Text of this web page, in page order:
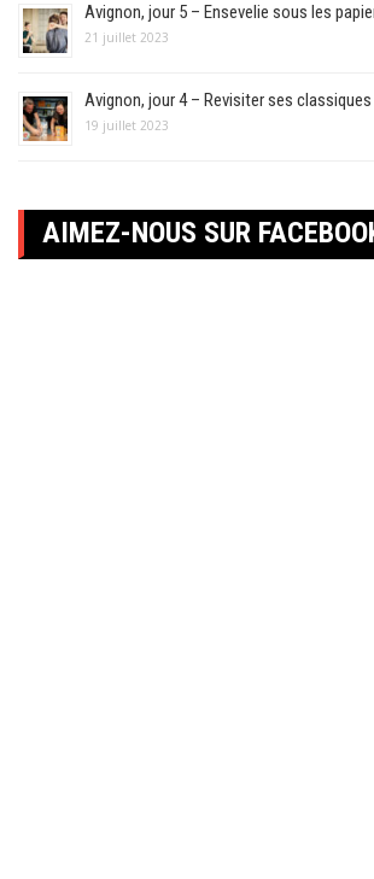
Avignon, jour 5 – Ensevelie sous les
21 juillet 2023
Avignon, jour 4 – Revisiter ses classiques
19 juillet 2023
AIMEZ-NOUS SUR